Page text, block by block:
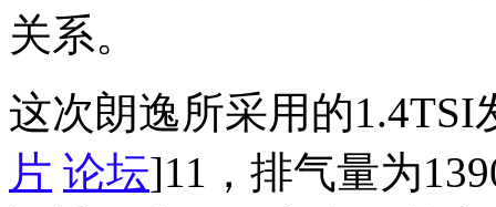
关系。
这次朗逸所采用的1.4TSI
片 论坛]11，排气量为